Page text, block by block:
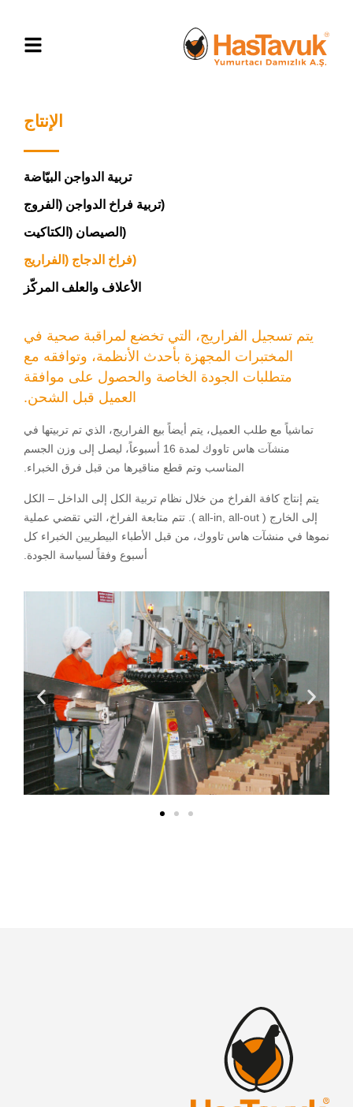
الإنتاج
تربية الدواجن البيّاضة
(تربية فراخ الدواجن (الفروج
(الصيصان (الكتاكيت
(فراخ الدجاج (الفراريج
الأعلاف والعلف المركّز
يتم تسجيل الفراريج، التي تخضع لمراقبة صحية في
المختبرات المجهزة بأحدث الأنظمة، وتوافقه مع
متطلبات الجودة الخاصة والحصول على موافقة
العميل قبل الشحن.
تماشياً مع طلب العميل، يتم أيضاً بيع الفراريج، الذي تم تربيتها في
منشآت هاس تاووك لمدة 16 أسبوعاً، ليصل إلى وزن الجسم
المناسب وتم قطع مناقيرها من قبل فرق الخبراء.
يتم إنتاج كافة الفراخ من خلال نظام تربية الكل إلى الداخل – الكل
إلى الخارج ( all-in, all-out ). تتم متابعة الفراخ، التي تقضي عملية
نموها في منشآت هاس تاووك، من قبل الأطباء البيطريين الخبراء كل
أسبوع وفقاً لسياسة الجودة.